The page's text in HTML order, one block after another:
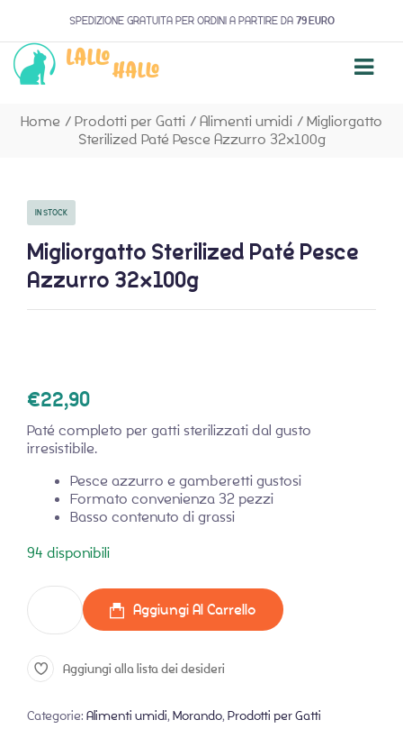
SPEDIZIONE GRATUITA PER ORDINI A PARTIRE DA 79 EURO
Home / Prodotti per Gatti / Alimenti umidi / Migliorgatto
Sterilized Paté Pesce Azzurro 32x100g
IN STOCK
Migliorgatto Sterilized Paté Pesce
Azzurro 32x100g
€22,90
Paté completo per gatti sterilizzati dal gusto
irresistibile.
Pesce azzurro e gamberetti gustosi
Formato convenienza 32 pezzi
Basso contenuto di grassi
94 disponibili
Aggiungi Al Carrello
Aggiungi alla lista dei desideri
Categorie: Alimenti umidi, Morando, Prodotti per Gatti